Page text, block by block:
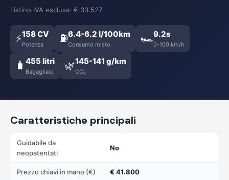
Listino IVA esclusa: € 33.527
⚡158 CV
Potenza ⛽6.4-6.2 l/100km
Consumo misto 🏎️9.2s
0-100 km/h
🧳 455 litri
Bagagliaio 🌿145-141 g/km
CO₂
Caratteristiche principali
Guidabile da
neopatentati
No
Prezzo chiavi in mano (€) € 41.800